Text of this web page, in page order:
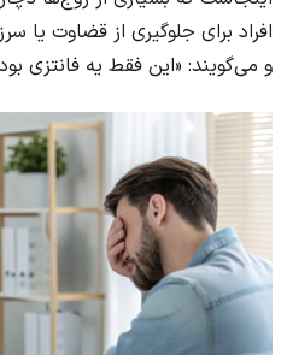
افراد برای جلوگیری از قضاوت یا
و می‌گویند: «این فقط یه فانتزی